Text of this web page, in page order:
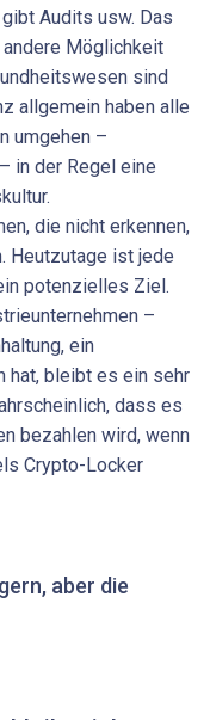
Audits usw. Das
Möglichkeit
sind
allgemein haben alle
umgehen –
in der Regel eine
die nicht erkennen,
Heutzutage ist jede
potenzielles Ziel.
–
ein
hat, bleibt es ein sehr
dass es
bezahlen wird, wenn
Crypto-Locker
aber die